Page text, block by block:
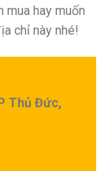
hay muốn
chỉ này nhé!
Thủ Đức,